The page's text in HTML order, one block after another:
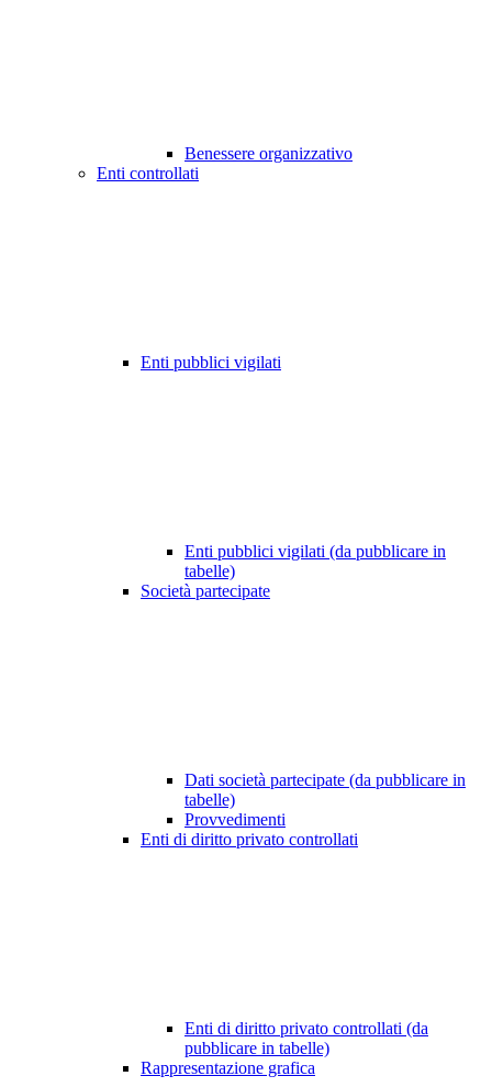
Benessere organizzativo
Enti controllati
Enti pubblici vigilati
Enti pubblici vigilati (da pubblicare in
tabelle)
Società partecipate
Dati società partecipate (da pubblicare in
tabelle)
Provvedimenti
Enti di diritto privato controllati
Enti di diritto privato controllati (da
pubblicare in tabelle)
Rappresentazione grafica